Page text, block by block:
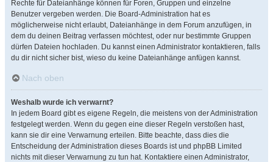
Rechte für Dateianhänge können für Foren, Gruppen und einzelne
Benutzer vergeben werden. Die Board-Administration hat es
möglicherweise nicht erlaubt, Dateianhänge in dem Forum anzufügen, in
dem du deinen Beitrag verfassen möchtest, oder nur bestimmte Gruppen
dürfen Dateien hochladen. Du kannst einen Administrator kontaktieren, falls
du dir nicht sicher bist, wieso du keine Dateianhänge anfügen kannst.
Nach oben
Weshalb wurde ich verwarnt?
In jedem Board gibt es eigene Regeln, die meistens von der Administration
festgelegt werden. Wenn du gegen eine dieser Regeln verstoßen hast,
kann sie dir eine Verwarnung erteilen. Bitte beachte, dass dies die
Entscheidung der Administration dieses Boards ist und phpBB Limited
nichts mit dieser Verwarnung zu tun hat. Kontaktiere einen Administrator,